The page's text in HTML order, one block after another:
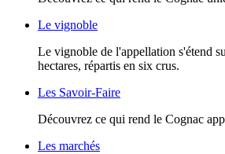
Le vignoble
Le vignoble de l'appellation s'étend
hectares, répartis en six crus.
Les Savoir-Faire
Découvrez ce qui rend le Cognac
Les marchés